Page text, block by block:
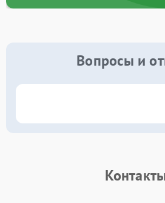
Вопросы и